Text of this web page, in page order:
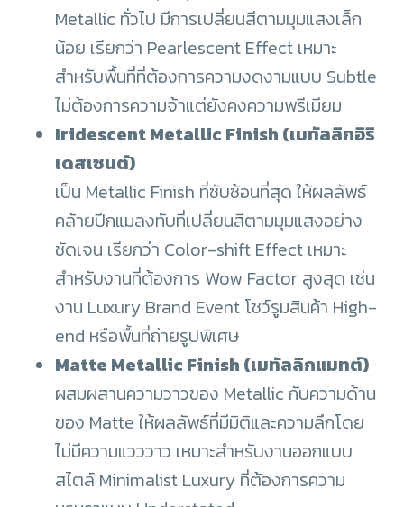
Metallic ทั่วไป มีการเปลี่ยนสีตามมุมแสงเล็ก
น้อย เรียกว่า Pearlescent Effect เหมาะ
สำหรับพื้นที่ที่ต้องการความงดงามแบบ Subtle
ไม่ต้องการความจ้าแต่ยังคงความพรีเมียม
Iridescent Metallic Finish (เมทัลลิกอิริ
เดสเซนต์)
เป็น Metallic Finish ที่ซับซ้อนที่สุด ให้ผลลัพธ์
คล้ายปีกแมลงทับที่เปลี่ยนสีตามมุมแสงอย่าง
ชัดเจน เรียกว่า Color-shift Effect เหมาะ
สำหรับงานที่ต้องการ Wow Factor สูงสุด เช่น
งาน Luxury Brand Event โชว์รูมสินค้า High-
end หรือพื้นที่ถ่ายรูปพิเศษ
Matte Metallic Finish (เมทัลลิกแมทต์)
ผสมผสานความวาวของ Metallic กับความด้าน
ของ Matte ให้ผลลัพธ์ที่มีมิติและความลึกโดย
ไม่มีความแวววาว เหมาะสำหรับงานออกแบบ
สไตล์ Minimalist Luxury ที่ต้องการความ